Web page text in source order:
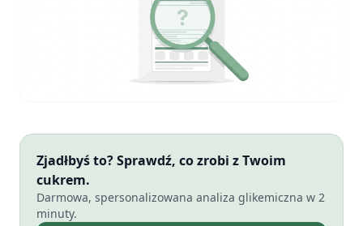
Zjadłbyś to? Sprawdź, co zrobi z Twoim
cukrem.
Darmowa, spersonalizowana analiza glikemiczna w 2
minuty.